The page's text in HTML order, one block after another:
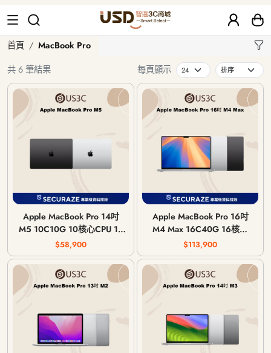
MacBook Pro
首頁
MacBook Pro
共 6 筆結果
每頁顯示
Apple MacBook Pro 14吋
M5 10C10G 10核心CPU 10
核心GPU 24G 記憶體 2025
年
$58,900
Apple MacBook Pro 16吋
M4 Max 16C40G 16核心
CPU 40核心GPU 48G 記憶
體 2024年
$113,900